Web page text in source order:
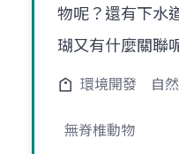
物呢？還有下水
瑚又有什麼關聯
環境開發 自
無脊椎動物